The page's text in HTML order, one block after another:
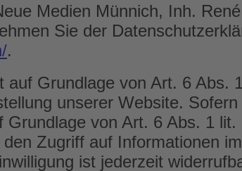
Medien Münnich, Inh.
Sie der
.
auf Grundlage von Art. 6
unserer Website.
von Art. 6 Abs. 1
Zugriff auf Informationen
ist jederzeit